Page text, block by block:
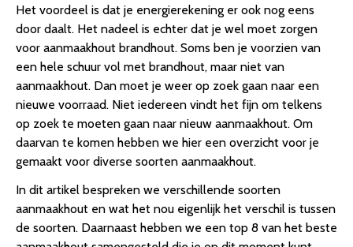
Het voordeel is dat je energierekening er ook nog eens
door daalt. Het nadeel is echter dat je wel moet zorgen
voor aanmaakhout brandhout. Soms ben je voorzien van
een hele schuur vol met brandhout, maar niet van
aanmaakhout. Dan moet je weer op zoek gaan naar een
nieuwe voorraad. Niet iedereen vindt het fijn om telkens
op zoek te moeten gaan naar nieuw aanmaakhout. Om
daarvan te komen hebben we hier een overzicht voor je
gemaakt voor diverse soorten aanmaakhout.
In dit artikel bespreken we verschillende soorten
aanmaakhout en wat het nou eigenlijk het verschil is tussen
de soorten. Daarnaast hebben we een top 8 van het beste